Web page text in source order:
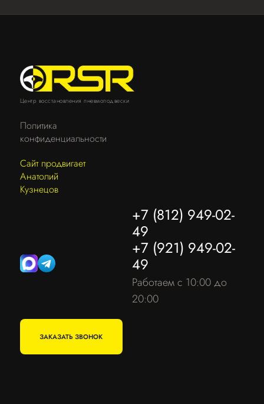
Центр восстановления пневмоподвески
Политика
конфиденциальности
Сайт продвигает
Анатолий
Кузнецов
+7 (812) 949-02-
49
+7 (921) 949-02-
49
Работаем с 10:00 до
20:00
ЗАКАЗАТЬ ЗВОНОК